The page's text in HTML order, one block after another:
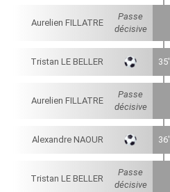
Aurelien FILLATRE
Passe
décisive
Tristan LE BELLER 35'
Aurelien FILLATRE
Passe
décisive
Alexandre NAOUR 36'
Tristan LE BELLER
Passe
décisive